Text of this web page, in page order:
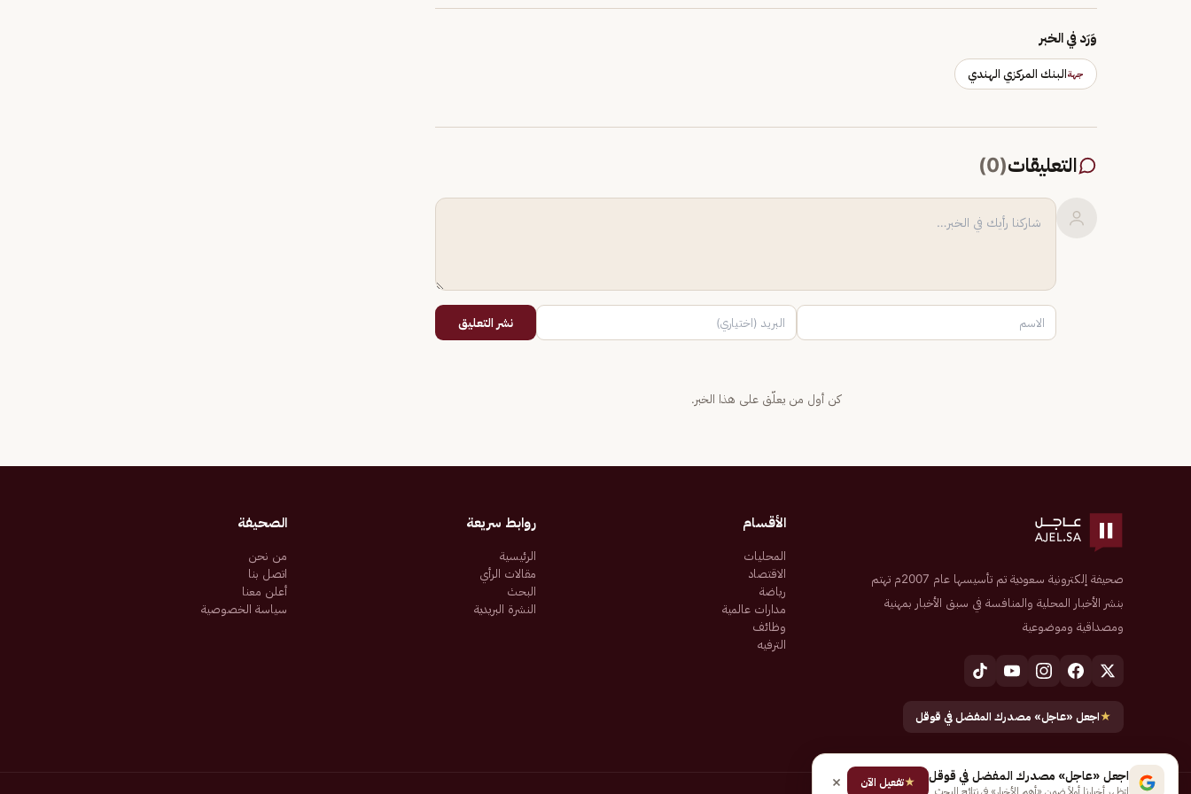
وَرَد في الخبر
جهةالبنك المركزي الهندي
التعليقات(
0
)
نشر التعليق
كن أول من يعلّق على هذا الخبر.
صحيفة إلكترونية سعودية تم تأسيسها عام 2007م تهتم
بنشر الأخبار المحلية والمنافسة في سبق الأخبار بمهنية
ومصداقية وموضوعية
★اجعل «عاجل» مصدرك المفضل في قوقل
الأقسام
المحليات
الاقتصاد
رياضة
مدارات عالمية
وظائف
الترفيه
روابط سريعة
الرئيسية
مقالات الرأي
البحث
النشرة البريدية
الصحيفة
من نحن
اتصل بنا
أعلن معنا
سياسة الخصوصية
اجعل «عاجل» مصدرك المفضل في قوقل
لتظهر أخبارنا أولاً ضمن «أهم الأخبار» في نتائج البحث
★تفعيل الآن